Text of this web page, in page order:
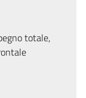
totale,